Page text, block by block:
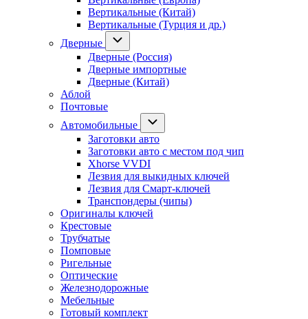
Вертикальные (Китай)
Вертикальные (Турция и др.)
Дверные
Дверные (Россия)
Дверные импортные
Дверные (Китай)
Аблой
Почтовые
Автомобильные
Заготовки авто
Заготовки авто с местом под чип
Xhorse VVDI
Лезвия для выкидных ключей
Лезвия для Смарт-ключей
Транспондеры (чипы)
Оригиналы ключей
Крестовые
Трубчатые
Помповые
Ригельные
Оптические
Железнодорожные
Мебельные
Готовый комплект